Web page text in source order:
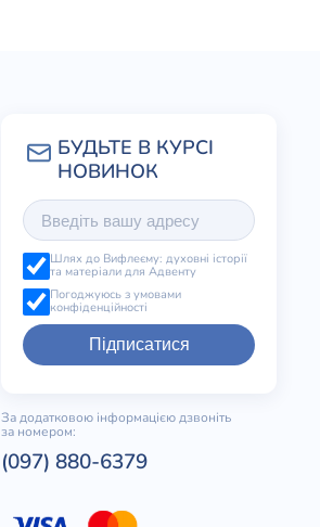
Шлях до Вифлеєму: духовні історії
та матеріали для Адвенту
Погоджуюсь з умовами
конфіденційності
Підписатися
За додатковою інформацією дзвоніть
за номером:
(097) 880-6379